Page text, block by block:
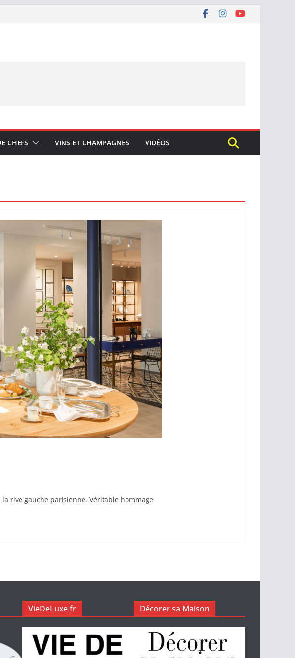
CHEFS VINS ET CHAMPAGNES VIDÉOS
rive gauche parisienne. Véritable hommage
VieDeLuxe.fr Décorer sa Maison